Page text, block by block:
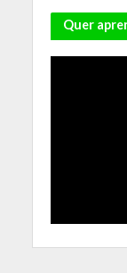
Quer